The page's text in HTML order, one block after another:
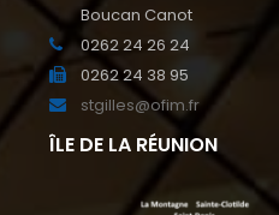
Boucan Canot
0262 24 26 24
0262 24 38 95
stgilles@ofim.fr
ÎLE DE LA RÉUNION